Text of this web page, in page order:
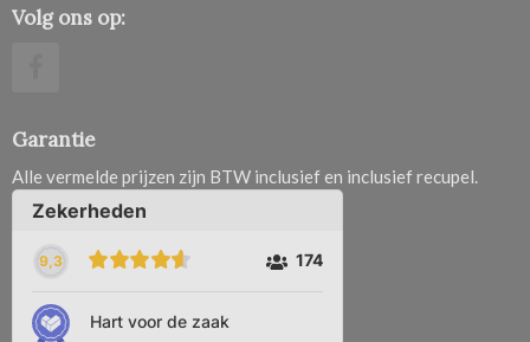
Volg ons op:
Garantie
Alle vermelde prijzen zijn BTW inclusief en inclusief recupel.